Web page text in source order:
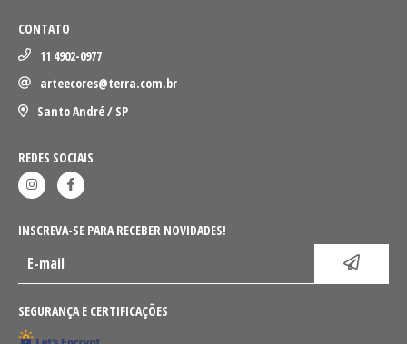
CONTATO
11 4902-0977
arteecores@terra.com.br
Santo André / SP
REDES SOCIAIS
INSCREVA-SE PARA RECEBER NOVIDADES!
SEGURANÇA E CERTIFICAÇÕES